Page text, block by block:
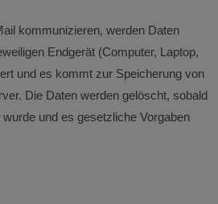
kommunizieren, werden Daten
Endgerät (Computer, Laptop,
und es kommt zur Speicherung von
Die Daten werden gelöscht, sobald
und es gesetzliche Vorgaben